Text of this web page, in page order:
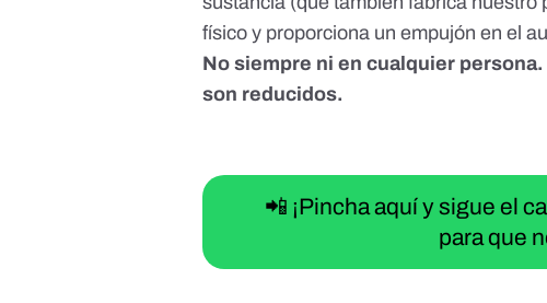
físico y proporciona un empujón en el
No siempre ni en cualquier
son reducidos.
📲 ¡Pincha aquí y sigue el
para que